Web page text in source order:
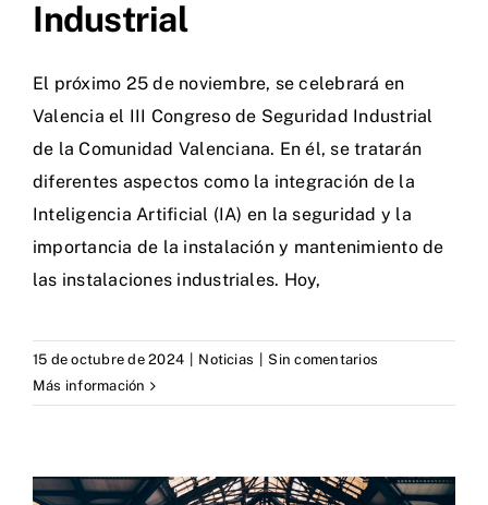
Industrial
El próximo 25 de noviembre, se celebrará en
Valencia el III Congreso de Seguridad Industrial
de la Comunidad Valenciana. En él, se tratarán
diferentes aspectos como la integración de la
Inteligencia Artificial (IA) en la seguridad y la
importancia de la instalación y mantenimiento de
las instalaciones industriales. Hoy,
15 de octubre de 2024 Noticias
Sin comentarios
Más información